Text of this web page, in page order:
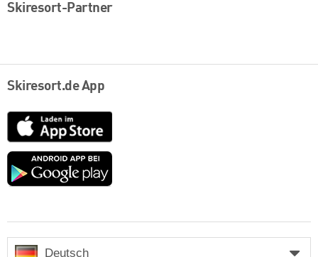
Skiresort-Partner
Skiresort.de App
App
Store
Google
Deutsch